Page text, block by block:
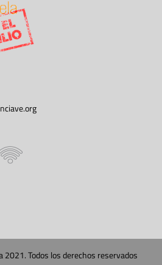
2021. Todos los derechos reservados